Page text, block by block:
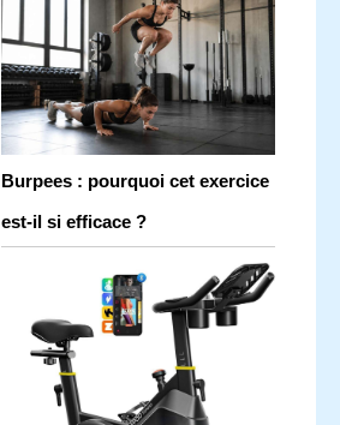
Burpees : pourquoi cet exercice
est-il si efficace ?